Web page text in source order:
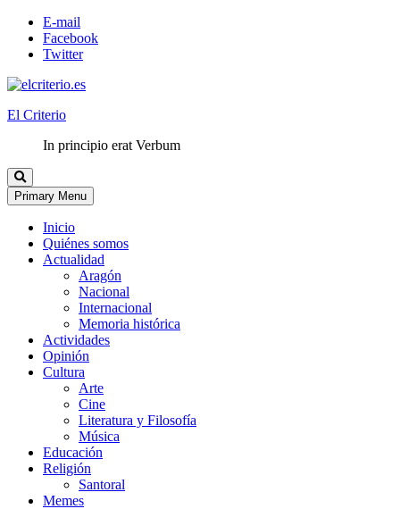
E-mail
Facebook
Twitter
El Criterio
In principio erat Verbum
Primary Menu
Inicio
Quiénes somos
Actualidad
Aragón
Nacional
Internacional
Memoria histórica
Actividades
Opinión
Cultura
Arte
Cine
Literatura y Filosofía
Música
Educación
Religión
Santoral
Memes